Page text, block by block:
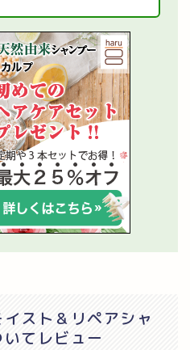
スト＆リペアシャ
てレビュー